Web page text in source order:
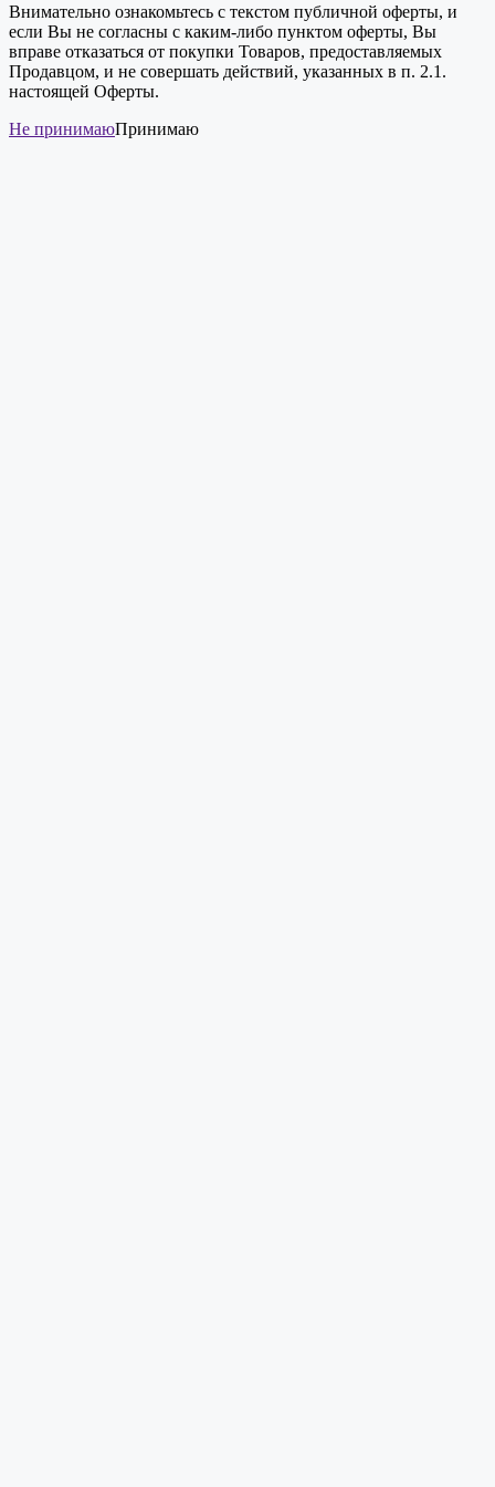
Внимательно ознакомьтесь с текстом публичной оферты, и
если Вы не согласны с каким-либо пунктом оферты, Вы
вправе отказаться от покупки Товаров, предоставляемых
Продавцом, и не совершать действий, указанных в п. 2.1.
настоящей Оферты.
Не принимаюПринимаю